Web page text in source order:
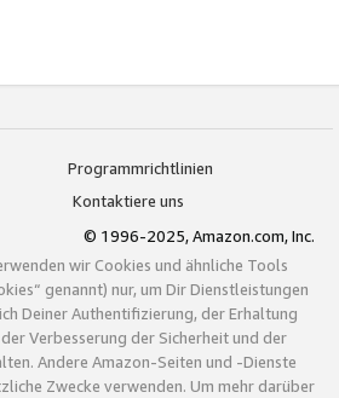
Programmrichtlinien
Kontaktiere uns
© 1996-2025, Amazon.com, Inc.
wir Cookies und ähnliche Tools
genannt) nur, um Dir Dienstleistungen
Deiner Authentifizierung, der Erhaltung
Verbesserung der Sicherheit und der
Andere Amazon-Seiten und -Dienste
Zwecke verwenden. Um mehr darüber